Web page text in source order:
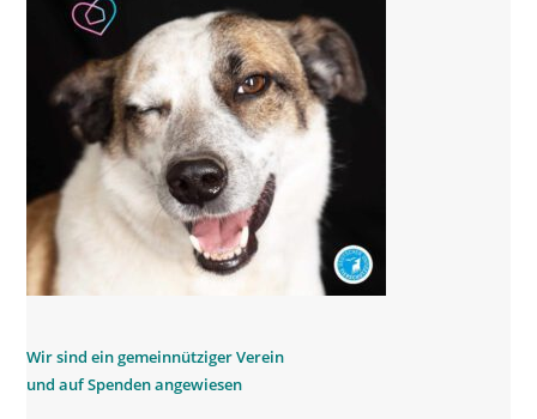
Wir sind ein gemeinnütziger Verein
und auf Spenden angewiesen